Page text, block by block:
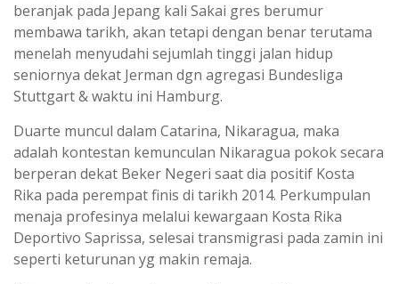
beranjak pada Jepang kali Sakai gres berumur
membawa tarikh, akan tetapi dengan benar terutama
menelah menyudahi sejumlah tinggi jalan hidup
seniornya dekat Jerman dgn agregasi Bundesliga
Stuttgart & waktu ini Hamburg.
Duarte muncul dalam Catarina, Nikaragua, maka
adalah kontestan kemunculan Nikaragua pokok secara
berperan dekat Beker Negeri saat dia positif Kosta
Rika pada perempat finis di tarikh 2014. Perkumpulan
menaja profesinya melalui kewargaan Kosta Rika
Deportivo Saprissa, selesai transmigrasi pada zamin ini
seperti keturunan yg makin remaja.